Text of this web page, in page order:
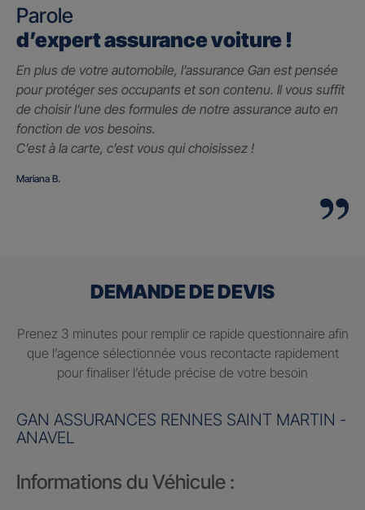
Parole
d’expert assurance voiture !
En plus de votre automobile, l’assurance Gan est pensée
pour protéger ses occupants et son contenu. Il vous suffit
de choisir l’une des formules de notre assurance auto en
fonction de vos besoins.
C’est à la carte, c’est vous qui choisissez !
Mariana B.
DEMANDE DE DEVIS
Prenez 3 minutes pour remplir ce rapide questionnaire afin
que l’agence sélectionnée vous recontacte rapidement
pour finaliser l’étude précise de votre besoin
GAN ASSURANCES RENNES SAINT MARTIN -
ANAVEL
Informations du Véhicule :